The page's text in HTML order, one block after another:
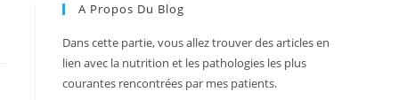
A Propos Du Blog
Dans cette partie, vous allez trouver des articles en
lien avec la nutrition et les pathologies les plus
courantes rencontrées par mes patients.